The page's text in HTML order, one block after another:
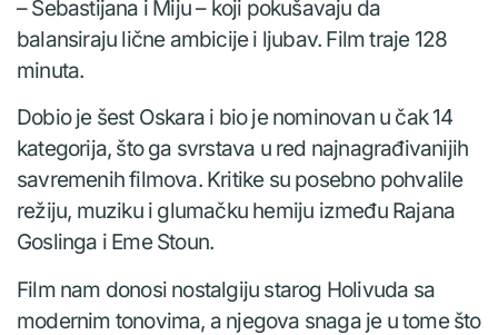
– Sebastijana i Miju – koji pokušavaju da
balansiraju lične ambicije i ljubav. Film traje 128
minuta.
Dobio je šest Oskara i bio je nominovan u čak 14
kategorija, što ga svrstava u red najnagrađivanijih
savremenih filmova. Kritike su posebno pohvalile
režiju, muziku i glumačku hemiju između Rajana
Goslinga i Eme Stoun.
Film nam donosi nostalgiju starog Holivuda sa
modernim tonovima, a njegova snaga je u tome što